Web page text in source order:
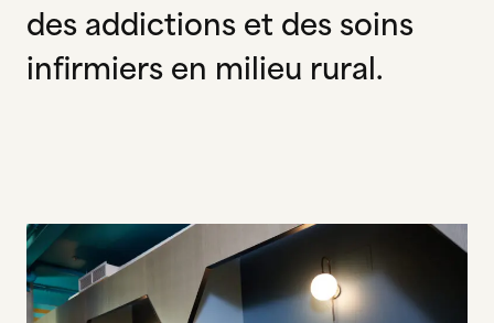
des addictions et des soins
infirmiers en milieu rural.